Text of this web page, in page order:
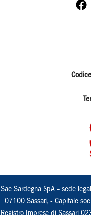
Sae Sardegna SpA – sede
07100 Sassari, - Capitale
Registro Imprese di Sassari